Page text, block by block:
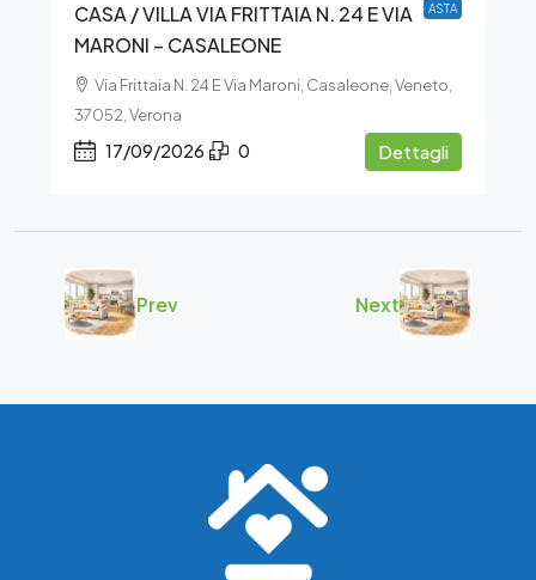
ASTA
CASA / VILLA VIA FRITTAIA N. 24 E VIA
MARONI – CASALEONE
Via Frittaia N. 24 E Via Maroni, Casaleone, Veneto,
37052, Verona
17/09/2026 0 Dettagli
Prev Next